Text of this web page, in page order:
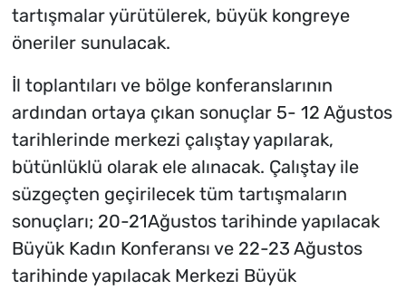
tartışmalar yürütülerek, büyük kongreye
öneriler sunulacak.
İl toplantıları ve bölge konferanslarının
ardından ortaya çıkan sonuçlar 5- 12 Ağustos
tarihlerinde merkezi çalıştay yapılarak,
bütünlüklü olarak ele alınacak. Çalıştay ile
süzgeçten geçirilecek tüm tartışmaların
sonuçları; 20-21Ağustos tarihinde yapılacak
Büyük Kadın Konferansı ve 22-23 Ağustos
tarihinde yapılacak Merkezi Büyük